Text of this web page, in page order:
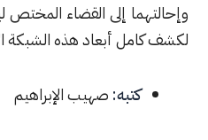
إلى القضاء المختص لينالا
أبعاد هذه الشبكة الإجرامية.
صهيب الإبراهيم